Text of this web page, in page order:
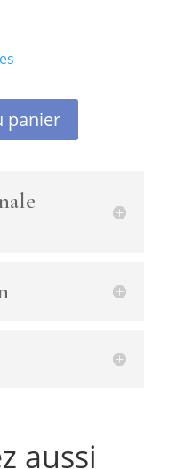
panier
aussi